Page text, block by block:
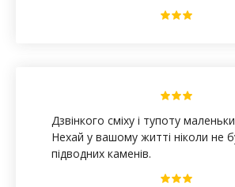
Дзвінкого сміху і тупоту
Нехай у вашому житті ніколи не
підводних каменів.